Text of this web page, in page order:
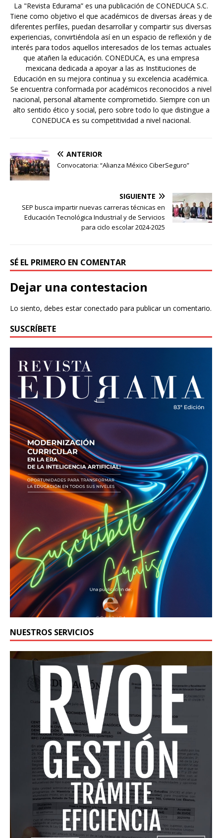
La "Revista Edurama” es una publicación de CONEDUCA S.C.
Tiene como objetivo el que académicos de diversas áreas y de
diferentes perfiles, puedan desarrollar y compartir sus diversas
experiencias, convirtiéndola así en un espacio de reflexión y de
interés para todos aquellos interesados de los temas actuales
que atañen la educación. CONEDUCA, es una empresa
mexicana dedicada a apoyar a las as Instituciones de
Educación en su mejora continua y su excelencia académica.
Se encuentra conformada por académicos reconocidos a nivel
nacional, personal altamente comprometido. Siempre con un
alto sentido ético y social, pero sobre todo lo que distingue a
CONEDUCA es su competitividad a nivel nacional.
ANTERIOR
Convocatoria: “Alianza México CiberSeguro”
SIGUIENTE
SEP busca impartir nuevas carreras técnicas en
Educación Tecnológica Industrial y de Servicios
para ciclo escolar 2024-2025
SÉ EL PRIMERO EN COMENTAR
Dejar una contestacion
Lo siento, debes estarconectado para publicar un comentario.
SUSCRÍBETE
NUESTROS SERVICIOS